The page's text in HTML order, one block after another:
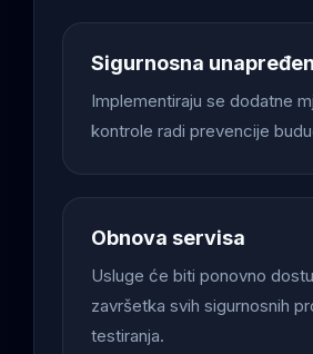
Sigurnosna
Implementiraju se dodatne
kontrole radi prevencije
Obnova servisa
Usluge će biti ponovno
završetka svih sigurnosnih
testiranja.